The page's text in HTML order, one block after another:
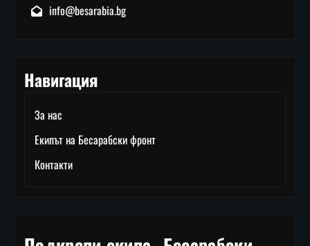
info@besarabia.bg
Навигация
За нас
Екипът на Бесарабски фронт
Контакти